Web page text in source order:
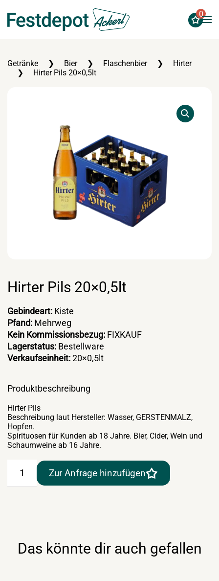
Zum Hauptinhalt springen
0
Getränke Bier Flaschenbier
Hirter
Hirter Pils 20×0,5lt
Hirter Pils 20×0,5lt
Gebindeart: Kiste
Pfand: Mehrweg
Kein Kommissionsbezug: FIXKAUF
Lagerstatus: Bestellware
Verkaufseinheit:20×0,5lt
Produktbeschreibung
Hirter Pils
Beschreibung laut Hersteller: Wasser, GERSTENMALZ,
Hopfen.
Spirituosen für Kunden ab 18 Jahre. Bier, Cider, Wein und
Schaumweine ab 16 Jahre.
Zur Anfrage hinzufügen
Das könnte dir auch gefallen